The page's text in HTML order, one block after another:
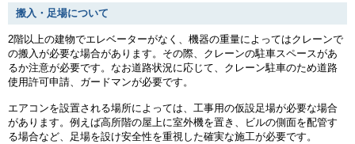
搬入・足場について
2階以上の建物でエレベーターがなく、機器の重量によってはクレーンで
の搬入が必要な場合があります。その際、クレーンの駐車スペースがあ
るか注意が必要です。なお道路状況に応じて、クレーン駐車のため道路
使用許可申請、ガードマンが必要です。
エアコンを設置される場所によっては、工事用の仮設足場が必要な場合
があります。例えば高所階の屋上に室外機を置き、ビルの側面を配管す
る場合など、足場を設け安全性を重視した確実な施工が必要です。